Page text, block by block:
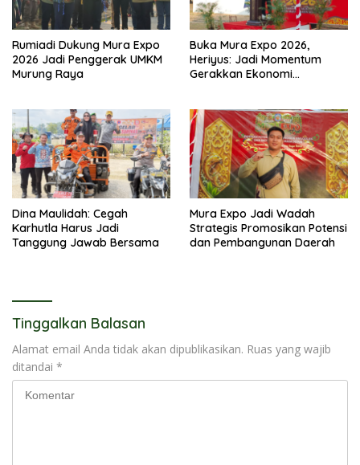
Rumiadi Dukung Mura Expo
2026 Jadi Penggerak UMKM
Murung Raya
Buka Mura Expo 2026,
Heriyus: Jadi Momentum
Gerakkan Ekonomi
Dina Maulidah: Cegah
Karhutla Harus Jadi
Tanggung Jawab Bersama
Mura Expo Jadi Wadah
Strategis Promosikan Potensi
dan Pembangunan Daerah
Tinggalkan Balasan
Alamat email Anda tidak akan dipublikasikan. Ruas yang wajib
ditandai *